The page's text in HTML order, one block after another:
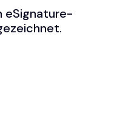
eSignature-